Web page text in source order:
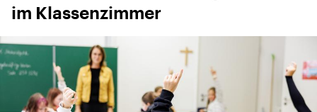
im Klassenzimmer